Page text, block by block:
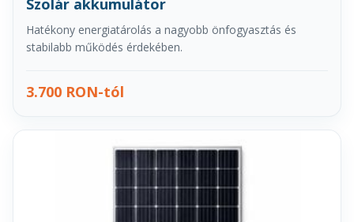
Hatékony energiatárolás a nagyobb önfogyasztás és
stabilabb működés érdekében.
3.700 RON-tól